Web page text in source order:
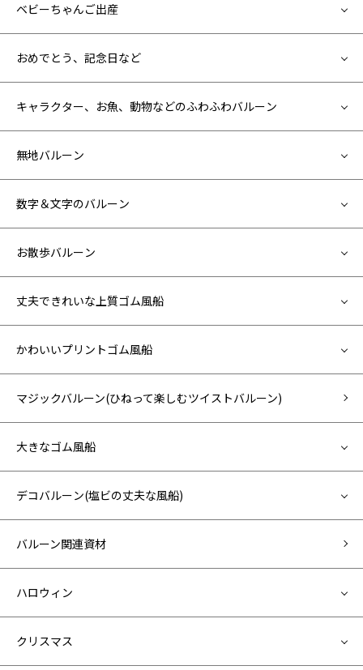
ベビーちゃんご出産
おめでとう、記念日など
キャラクター、お魚、動物などのふわふわバルーン
無地バルーン
数字＆文字のバルーン
お散歩バルーン
丈夫できれいな上質ゴム風船
かわいいプリントゴム風船
マジックバルーン(ひねって楽しむツイストバルーン)
大きなゴム風船
デコバルーン(塩ビの丈夫な風船)
バルーン関連資材
ハロウィン
クリスマス